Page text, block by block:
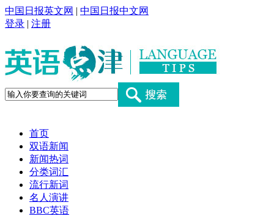
中国日报英文网 | 中国日报中文网
登录 | 注册
首页
双语新闻
新闻热词
分类词汇
流行新词
名人演讲
BBC英语